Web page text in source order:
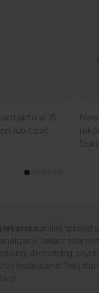
w 15
lub czat.
lekarskaonline
Lekarz
dermatolog,
może ocenić Twój